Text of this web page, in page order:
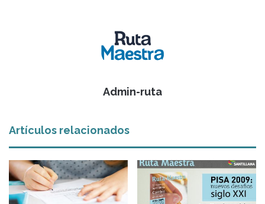
Admin-ruta
Artículos relacionados